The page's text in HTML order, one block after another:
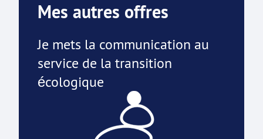
Mes autres offres
Je mets la communication au
service de la transition
écologique